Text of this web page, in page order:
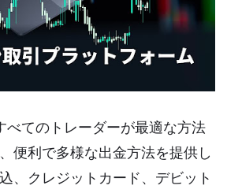
てのトレーダーが最適な方法
便利で多様な出金方法を提供し
、クレジットカード、デビット